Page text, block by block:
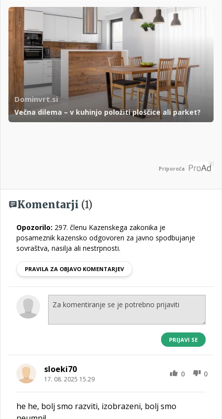
Dominvrt.si
Večna dilema – v kuhinjo položiti ploščice ali parket?
Priporoča
Komentarji (1)
Opozorilo: 297. členu Kazenskega zakonika je
posameznik kazensko odgovoren za javno spodbujanje
sovraštva, nasilja ali nestrpnosti.
PRAVILA ZA OBJAVO KOMENTARJEV
PRIJAVI SE
sloeki70
17. 08. 2025 15.29
0 0
he he, bolj smo razviti, izobrazeni, bolj smo